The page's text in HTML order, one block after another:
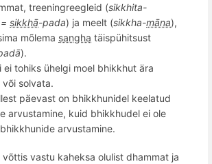
treeningreegleid (sikkhita-
sikkhā-pada) ja meelt (sikkha-māna),
mõlema sangha täispühitsust
ā).
ei tohiks ühelgi moel bhikkhut ära
või solvata.
päevast on bhikkhunidel keelatud
arvustamine, kuid bhikkhudel ei ole
arvustamine.
võttis vastu kaheksa olulist dhammat ja